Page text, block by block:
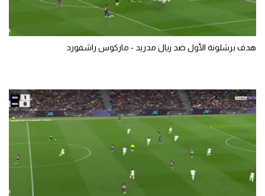
هدف برشلونة الأول ضد ريال مدريد - ماركوس راشفورد